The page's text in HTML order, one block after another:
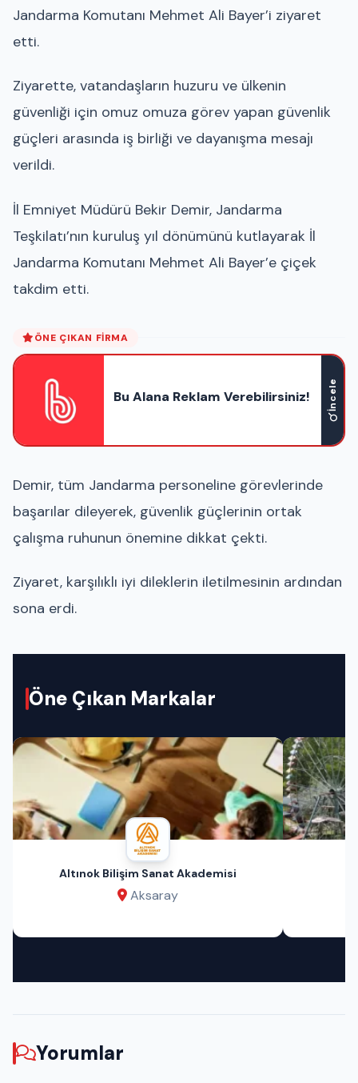
Jandarma Komutanı Mehmet Ali Bayer’i ziyaret
etti.
Ziyarette, vatandaşların huzuru ve ülkenin
güvenliği için omuz omuza görev yapan güvenlik
güçleri arasında iş birliği ve dayanışma mesajı
verildi.
İl Emniyet Müdürü Bekir Demir, Jandarma
Teşkilatı’nın kuruluş yıl dönümünü kutlayarak İl
Jandarma Komutanı Mehmet Ali Bayer’e çiçek
takdim etti.
ÖNE ÇIKAN FIRMA
Bu Alana Reklam Verebilirsiniz! İncele
Demir, tüm Jandarma personeline görevlerinde
başarılar dileyerek, güvenlik güçlerinin ortak
çalışma ruhunun önemine dikkat çekti.
Ziyaret, karşılıklı iyi dileklerin iletilmesinin ardından
sona erdi.
Öne Çıkan Markalar
Altınok Bilişim Sanat Akademisi
Aksaray
Yorumlar